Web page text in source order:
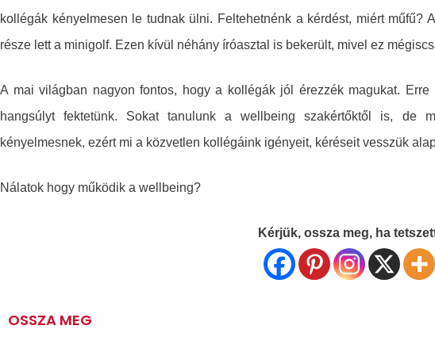
kollégák kényelmesen le tudnak ülni. Feltehetnénk a kérdést, miért műfű?
része lett a minigolf. Ezen kívül néhány íróasztal is bekerült, mivel ez
A mai világban nagyon fontos, hogy a kollégák jól érezzék magukat.
hangsúlyt fektetünk. Sokat tanulunk a wellbeing szakértőktől is, de
kényelmesnek, ezért mi a közvetlen kollégáink igényeit, kéréseit vesszük
Nálatok hogy működik a wellbeing?
Kérjük, ossza meg, ha
OSSZA MEG